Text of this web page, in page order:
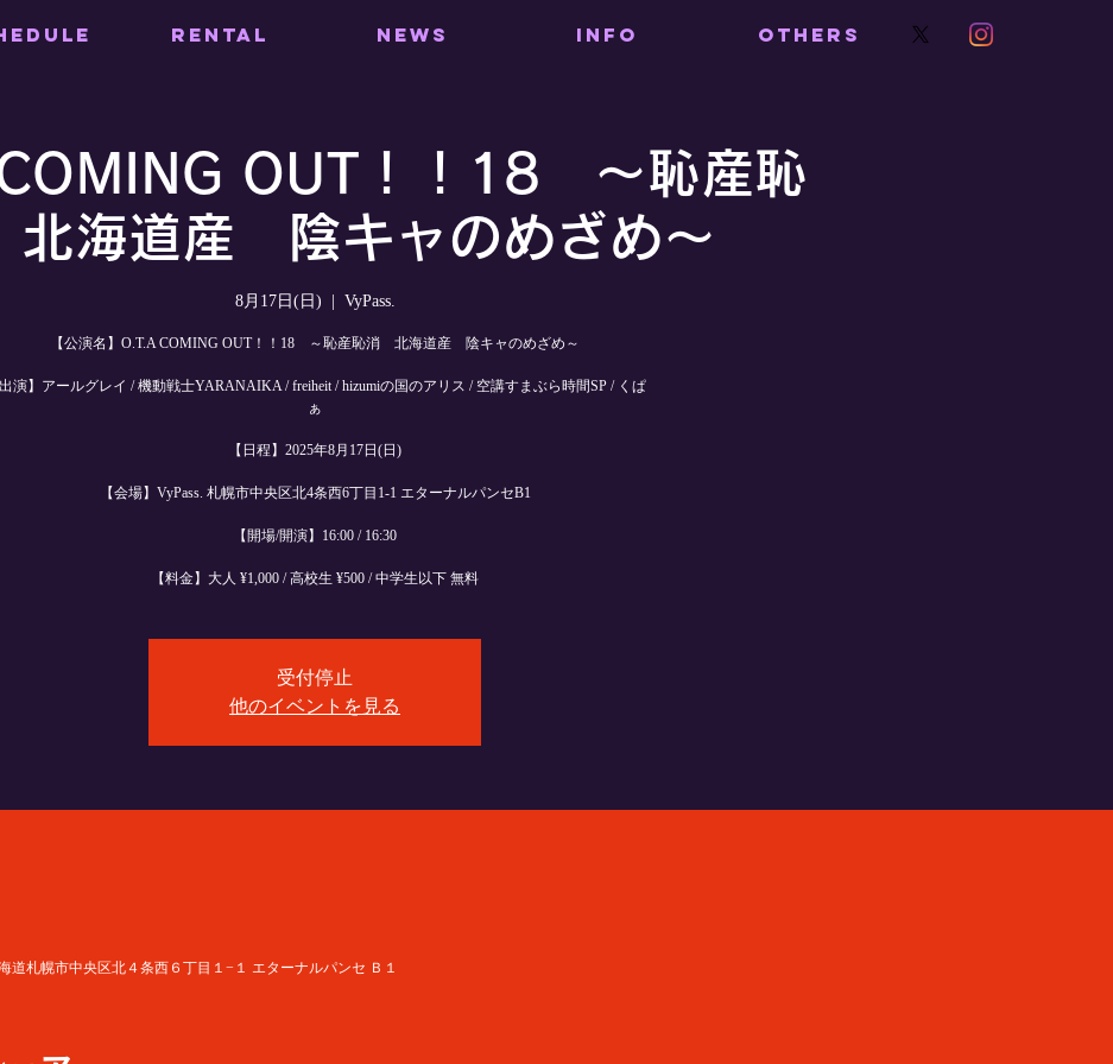
RENTAL NEWS INFO OTHERS
OUT！！18 ～恥産恥
海道産 陰キャのめざめ～
8月17日(日) VyPass.
【公演名】O.T.A COMING OUT！！18 ～恥産恥消 北海道産 陰キャのめざめ～
出演】アールグレイ / 機動戦士YARANAIKA / freiheit / hizumiの国のアリス / 空講すまぶら時間SP / くぱ
ぁ
【日程】2025年8月17日(日)
【会場】VyPass. 札幌市中央区北4条西6丁目1-1 エターナルパンセB1
【開場/開演】16:00 / 16:30
【料金】大人 ¥1,000 / 高校生 ¥500 / 中学生以下 無料
受付停止
他のイベントを見る
道札幌市中央区北４条西６丁目１−１ エターナルパンセ Ｂ１